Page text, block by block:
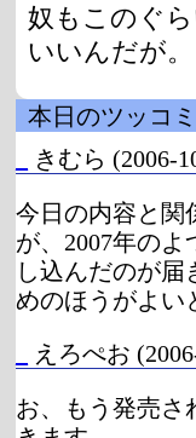
奴もこのぐ
いいんだが。
本日のツッコ
きむら (2006-
今日の内容と関
が、2007年の
し込んだのが
めのほうがよい
えろぺお
お、もう発売さ